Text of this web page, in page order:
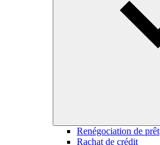
Renégociation de prêt
Rachat de crédit